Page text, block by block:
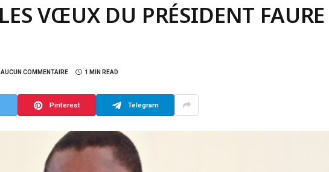
VŒUX DU PRÉSIDENT FAURE
AUCUN COMMENTAIRE 1 MIN READ
Pinterest Telegram